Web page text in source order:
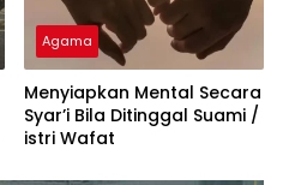
Agama
Menyiapkan Mental Secara
Syar’i Bila Ditinggal Suami /
istri Wafat